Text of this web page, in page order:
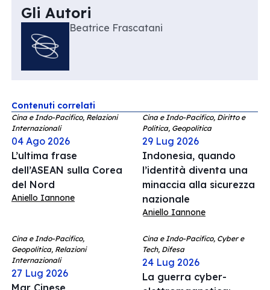
Gli Autori
Beatrice Frascatani
Contenuti correlati
Cina e Indo-Pacifico, Relazioni
Internazionali
04 Ago 2026
L’ultima frase
dell’ASEAN sulla Corea
del Nord
Aniello Iannone
Cina e Indo-Pacifico, Diritto e
Politica, Geopolitica
29 Lug 2026
Indonesia, quando
l’identità diventa una
minaccia alla sicurezza
nazionale
Aniello Iannone
Cina e Indo-Pacifico,
Geopolitica, Relazioni
Internazionali
27 Lug 2026
Mar Cinese
Cina e Indo-Pacifico, Cyber e
Tech, Difesa
24 Lug 2026
La guerra cyber-